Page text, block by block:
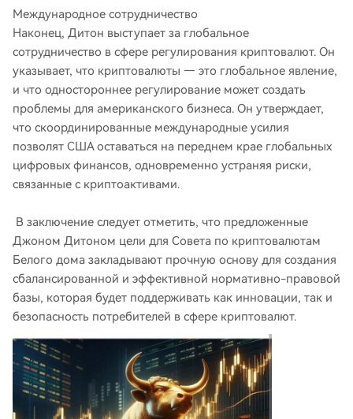
Международное сотрудничество
Наконец, Дитон выступает за глобальное
сотрудничество в сфере регулирования криптовалют. Он
указывает, что криптовалюты — это глобальное явление,
и что одностороннее регулирование может создать
проблемы для американского бизнеса. Он утверждает,
что скоординированные международные усилия
позволят США оставаться на переднем крае глобальных
цифровых финансов, одновременно устраняя риски,
связанные с криптоактивами.
В заключение следует отметить, что предложенные
Джоном Дитоном цели для Совета по криптовалютам
Белого дома закладывают прочную основу для создания
сбалансированной и эффективной нормативно-правовой
базы, которая будет поддерживать как инновации, так и
безопасность потребителей в сфере криптовалют.